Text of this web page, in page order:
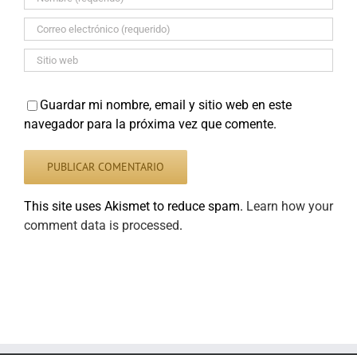
Guardar mi nombre, email y sitio web en este
navegador para la próxima vez que comente.
This site uses Akismet to reduce spam. Learn how your
comment data is processed.